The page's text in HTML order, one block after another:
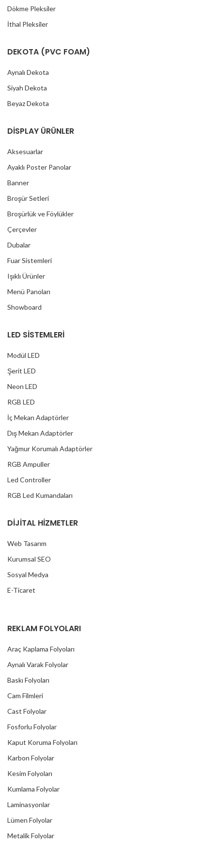
Dökme Pleksiler
İthal Pleksiler
DEKOTA (PVC FOAM)
Aynalı Dekota
Siyah Dekota
Beyaz Dekota
DİSPLAY ÜRÜNLER
Aksesuarlar
Ayaklı Poster Panolar
Banner
Broşür Setleri
Broşürlük ve Föylükler
Çerçevler
Dubalar
Fuar Sistemleri
Işıklı Ürünler
Menü Panoları
Showboard
LED SİSTEMLERİ
Modül LED
Şerit LED
Neon LED
RGB LED
İç Mekan Adaptörler
Dış Mekan Adaptörler
Yağmur Korumalı Adaptörler
RGB Ampuller
Led Controller
RGB Led Kumandaları
DİJİTAL HİZMETLER
Web Tasarım
Kurumsal SEO
Sosyal Medya
E-Ticaret
REKLAM FOLYOLARI
Araç Kaplama Folyoları
Aynalı Varak Folyolar
Baskı Folyoları
Cam Filmleri
Cast Folyolar
Fosforlu Folyolar
Kaput Koruma Folyoları
Karbon Folyolar
Kesim Folyoları
Kumlama Folyolar
Laminasyonlar
Lümen Folyolar
Metalik Folyolar